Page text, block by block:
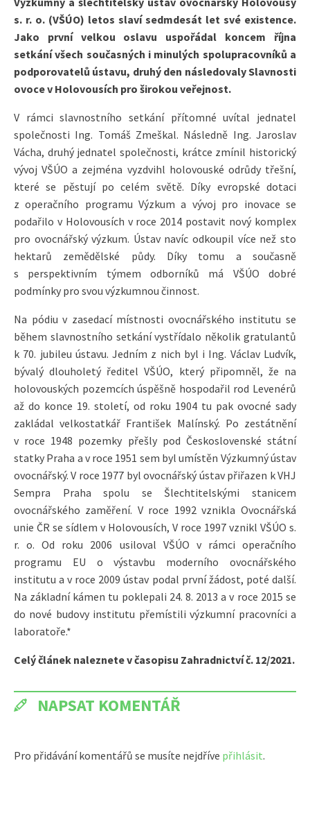
s. r. o. (VŠÚO) letos slaví sedmdesát let své existence.
Jako první velkou oslavu uspořádal koncem října
setkání všech současných i minulých spolupracovníků a
podporovatelů ústavu, druhý den následovaly Slavnosti
ovoce v Holovousích pro širokou veřejnost.
V rámci slavnostního setkání přítomné uvítal jednatel
společnosti Ing. Tomáš Zmeškal. Následně Ing. Jaroslav
Vácha, druhý jednatel společnosti, krátce zmínil historický
vývoj VŠÚO a zejména vyzdvihl holovouské odrůdy třešní,
které se pěstují po celém světě. Díky evropské dotaci
z operačního programu Výzkum a vývoj pro inovace se
podařilo v Holovousích v roce 2014 postavit nový komplex
pro ovocnářský výzkum. Ústav navíc odkoupil více než sto
hektarů zemědělské půdy. Díky tomu a současně
s perspektivním týmem odborníků má VŠÚO dobré
podmínky pro svou výzkumnou činnost.
Na pódiu v zasedací místnosti ovocnářského institutu se
během slavnostního setkání vystřídalo několik gratulantů
k 70. jubileu ústavu. Jedním z nich byl i Ing. Václav Ludvík,
bývalý dlouholetý ředitel VŠÚO, který připomněl, že na
holovouských pozemcích úspěšně hospodařil rod Levenérů
až do konce 19. století, od roku 1904 tu pak ovocné sady
zakládal velkostatkář František Malínský. Po zestátnění
v roce 1948 pozemky přešly pod Československé státní
statky Praha a v roce 1951 sem byl umístěn Výzkumný ústav
ovocnářský. V roce 1977 byl ovocnářský ústav přiřazen k VHJ
Sempra Praha spolu se Šlechtitelskými stanicem
ovocnářského zaměření. V roce 1992 vznikla Ovocnářská
unie ČR se sídlem v Holovousích, V roce 1997 vznikl VŠÚO s.
r. o. Od roku 2006 usiloval VŠÚO v rámci operačního
programu EU o výstavbu moderního ovocnářského
institutu a v roce 2009 ústav podal první žádost, poté další.
Na základní kámen tu poklepali 24. 8. 2013 a v roce 2015 se
do nové budovy institutu přemístili výzkumní pracovníci a
laboratoře.*
Celý článek naleznete v časopisu Zahradnictví č. 12/2021.
NAPSAT KOMENTÁŘ
Pro přidávání komentářů se musíte nejdříve přihlásit.